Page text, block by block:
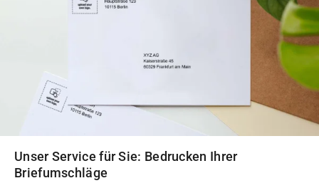
Unser Service für Sie: Bedrucken Ihrer
Briefumschläge